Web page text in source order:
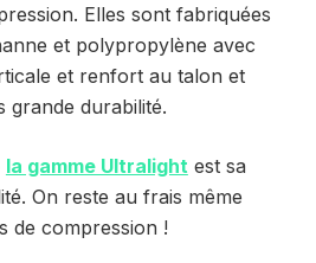
Elles sont fabriquées
et polypropylène avec
et renfort au talon et
grande durabilité.
la gamme Ultralight est sa
On reste au frais même
de compression !